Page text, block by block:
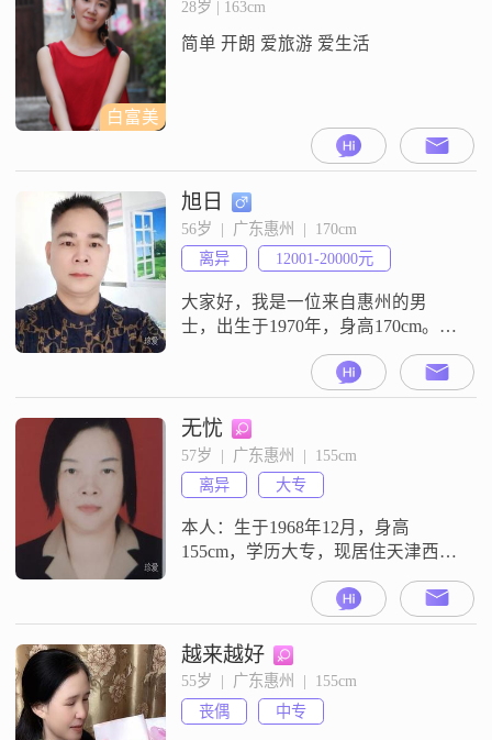
散心，用心感受生活，共同奔赴一
白富美
28岁 | 163cm
简单 开朗 爱旅游 爱生活
旭日
56岁  |  广东惠州  |  170cm
离异
12001-20000元
大家好，我是一位来自惠州的男
士，出生于1970年，身高170cm。我
在惠州有着稳定的工作，月收入在
12001到20000元之间。我的学历是
大专，在学习和工作中积累了不少
经验。我觉得自己是一个乐观积极
的人，面对生活中的各种挑战，总
能保持积极的态度去应对。我也很
有耐心，能够包容他人的不足，不
会轻易发脾气。性格随和，容易相
处
无忧
57岁  |  广东惠州  |  155cm
离异
大专
本人：生于1968年12月，身高
155cm，学历大专，现居住天津西青
区杨柳青镇，已退休，现领退休工
资3080元。希望能遇到彼此欣赏的
有缘人。
越来越好
55岁  |  广东惠州  |  155cm
丧偶
中专